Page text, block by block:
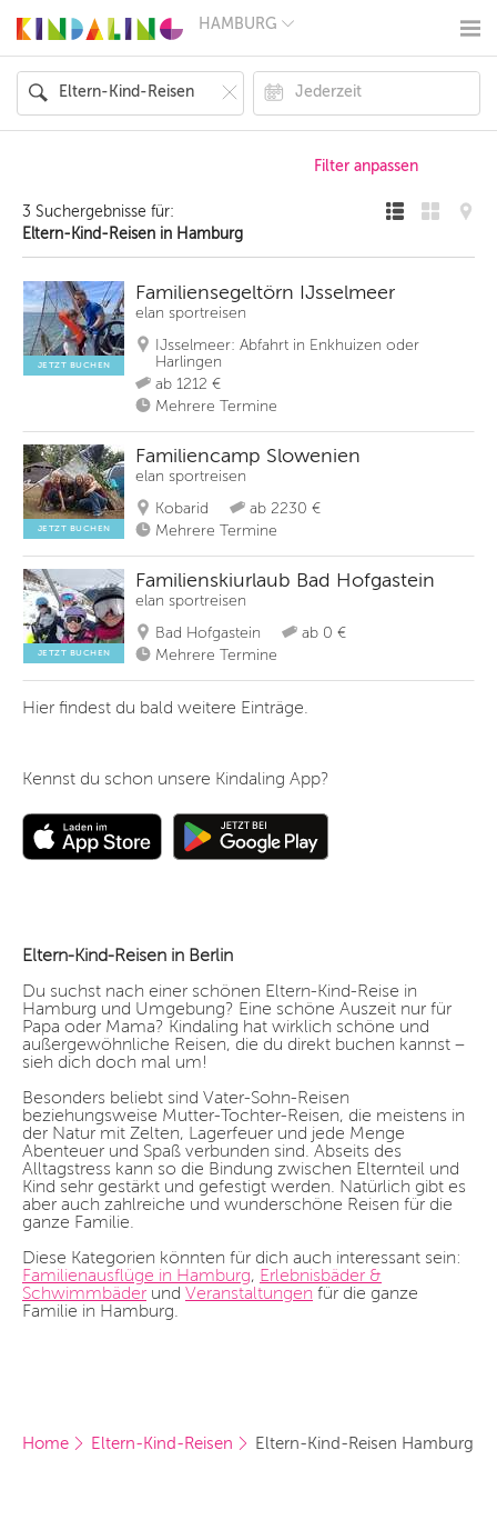
HAMBURG
MÜNCHEN
HAMBURG
FRANKFURT
KÖLN
LEIPZIG
DRESDEN
NÜRNBERG
WIEN
ANDERE
REGIONEN
3 Suchergebnisse für:
Eltern-Kind-Reisen in Hamburg
JETZT BUCHEN
Familiensegeltörn IJsselmeer
elan sportreisen
IJsselmeer: Abfahrt in Enkhuizen oder
Harlingen
ab 1212 €
Mehrere Termine
JETZT BUCHEN
Familiencamp Slowenien
elan sportreisen
Kobarid
ab 2230 €
Mehrere Termine
JETZT BUCHEN
Familienskiurlaub Bad Hofgastein
elan sportreisen
Bad Hofgastein
ab 0 €
Mehrere Termine
Hier findest du bald weitere Einträge.
Kennst du schon unsere Kindaling App?
Eltern-Kind-Reisen in Berlin
Du suchst nach einer schönen Eltern-Kind-Reise in
Hamburg und Umgebung? Eine schöne Auszeit nur für
Papa oder Mama? Kindaling hat wirklich schöne und
außergewöhnliche Reisen, die du direkt buchen kannst –
sieh dich doch mal um!
Besonders beliebt sind Vater-Sohn-Reisen
beziehungsweise Mutter-Tochter-Reisen, die meistens in
der Natur mit Zelten, Lagerfeuer und jede Menge
Abenteuer und Spaß verbunden sind. Abseits des
Alltagstress kann so die Bindung zwischen Elternteil und
Kind sehr gestärkt und gefestigt werden. Natürlich gibt es
aber auch zahlreiche und wunderschöne Reisen für die
ganze Familie.
Diese Kategorien könnten für dich auch interessant sein:
Familienausflüge in Hamburg, Erlebnisbäder &
Schwimmbäder und Veranstaltungen für die ganze
Familie in Hamburg.
Home Eltern-Kind-Reisen Eltern-Kind-Reisen Hamburg